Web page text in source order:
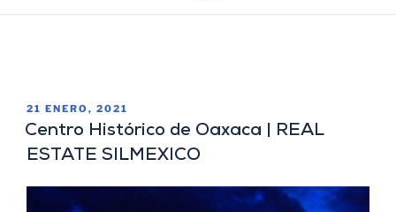
21 ENERO, 2021
Centro Histórico de Oaxaca | REAL
ESTATE SILMEXICO